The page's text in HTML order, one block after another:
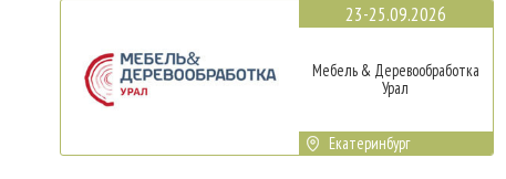
23-25.09.2026
Мебель & Деревообработка
Урал
Екатеринбург